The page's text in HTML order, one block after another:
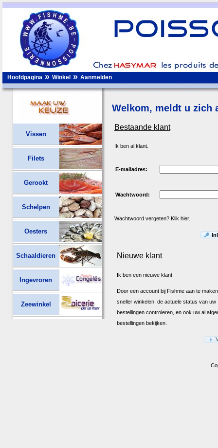
Hoofdpagina » Winkel » Aanmelden
Welkom, meldt u zich
Bestaande klant
Ik ben al klant.
E-mailadres:
Wachtwoord:
Wachtwoord vergeten? Klik hier.
Nieuwe klant
Ik ben een nieuwe klant.
Door een account bij Fishme aan te
sneller winkelen, de actuele status van uw
bestellingen controleren, en ook uw al
bestellingen bekijken.
Vissen
Filets
Gerookt
Schelpen
Oesters
Schaaldieren
Ingevroren
Zeewinkel